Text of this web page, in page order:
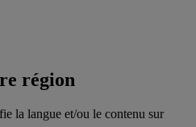
région
la langue et/ou le contenu sur